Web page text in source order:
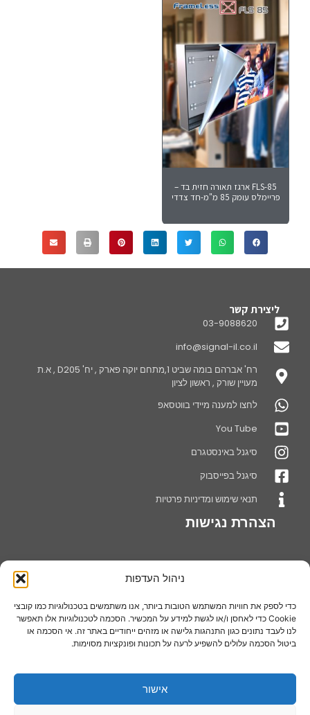
ניהול העדפות
כדי לספק את חוויות המשתמש הטובות ביותר, אנו משתמשים בטכנולוגיות כמו קובצי
Cookie כדי לאחסן ו/או לגשת למידע על המכשיר. הסכמה לטכנולוגיות אלו תאפשר
לנו לעבד נתונים כגון התנהגות גלישה או מזהים ייחודיים באתר זה. אי הסכמה או
ביטול הסכמה עלולים להשפיע לרעה על תכונות ופונקציות מסוימות.
אישור
FLS-85 ארגז תאורה חזית בד –
פריימלס עומק 85 מ"מ-חד צדדי
ליצירת קשר
03-9088620
info@signal-il.co.il
רח' אברהם בומה שביט 1,מתחם יוקה פארק , יח' D205 , א.ת
מעויין שורק , ראשון לציון
לחצו למענה מיידי בווטסאפ
You Tube
סיגנל באינסטגרם
סיגנל בפייסבוק
תנאי שימוש ומדיניות פרטיות
הצהרת נגישות
נואמים,סטנדים לתצוגה ומערכות ושיטות מתקדמות בתחום השילוט
והתצוגה, החברה מתמחה בתחומי שילוט חדשניים, תוך שימת דגש על
איכות המוצרים ועל מתן שירות מקצועי ואמין ללקוחותיה.